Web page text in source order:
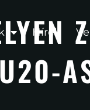
Hírek
U20-